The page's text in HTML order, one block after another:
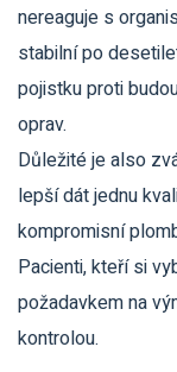
nereaguje s
stabilní po
pojistku proti
oprav.
Důležité je also
lepší dát jednu
kompromisní
Pacienti, kteří si
požadavkem na
kontrolou.